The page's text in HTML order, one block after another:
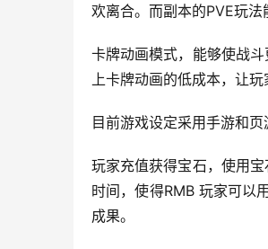
欢离合。而副本的PVE玩法
卡牌动画模式，能够使战
上卡牌动画的低成本，让玩
目前游戏设定采用手游和
玩家充值获得宝石，使用
时间，使得RMB 玩家可以
成果。